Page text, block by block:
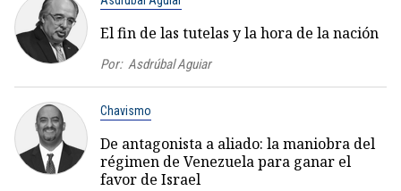
El fin de las tutelas y la hora de la nación
Por: Asdrúbal Aguiar
Chavismo
De antagonista a aliado: la maniobra del
régimen de Venezuela para ganar el
favor de Israel